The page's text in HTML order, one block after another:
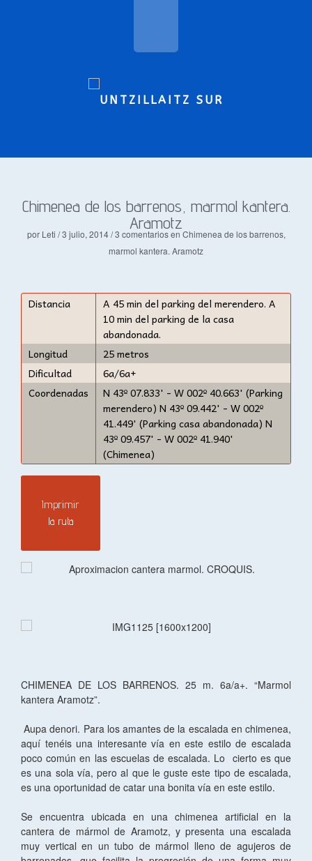
Chimenea de los barrenos, marmol kantera.
Aramotz
por Leti / 3 julio, 2014 /3 comentariosen Chimenea de los barrenos,
marmol kantera. Aramotz
Distancia
A 45 min del parking del merendero. A
10 min del parking de la casa
abandonada.
Longitud
25 metros
Dificultad
6a/6a+
Coordenadas
N 43º 07.833' - W 002º 40.663' (Parking
merendero) N 43º 09.442' - W 002º
41.449' (Parking casa abandonada) N
43º 09.457' - W 002º 41.940'
(Chimenea)
Imprimir
la ruta
CHIMENEA DE LOS BARRENOS. 25 m. 6a/a+. “Marmol
kantera Aramotz”.
Aupa denori. Para los amantes de la escalada en chimenea,
aquí tenéis una interesante vía en este estilo de escalada
poco común en las escuelas de escalada. Lo cierto es que
es una sola vía, pero al que le guste este tipo de escalada,
es una oportunidad de catar una bonita vía en este estilo.
Se encuentra ubicada en una chimenea artificial en la
cantera de mármol de Aramotz, y presenta una escalada
muy vertical en un tubo de mármol lleno de agujeros de